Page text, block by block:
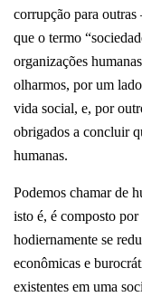
corrupção para
que o termo
organizações
olharmos, por um
vida social, e, por
obrigados a concluir
humanas.
Podemos chamar de
isto é, é composto por
hodiernamente se
econômicas e
existentes em uma